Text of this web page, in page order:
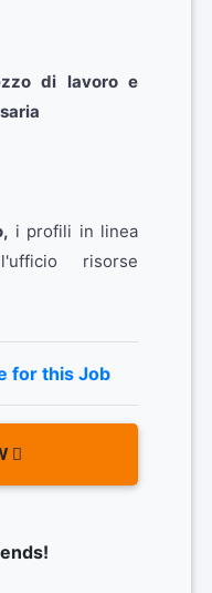
di lavoro e
i profili in linea
risorse
for this Job